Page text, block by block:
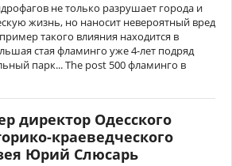
не только разрушает города и
жизнь, но наносит невероятный вред
такого влияния находится в
стая фламинго уже 4-лет подряд
парк... The post 500 фламинго в
директор Одесского
краеведческого
Юрий Слюсарь